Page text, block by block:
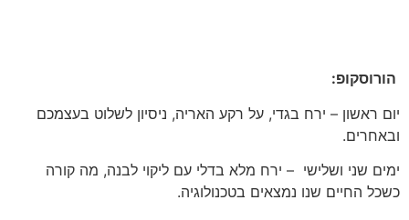
הורוסקופ:
יום ראשון – ירח בגדי, על רקע האריה, ניסיון לשלוט בעצמכם
ובאחרים.
ימים שני ושלישי – ירח מלא בדלי עם ליקוי לבנה, מה קורה
כשכל החיים שנו נמצאים בטכנולוגיה.